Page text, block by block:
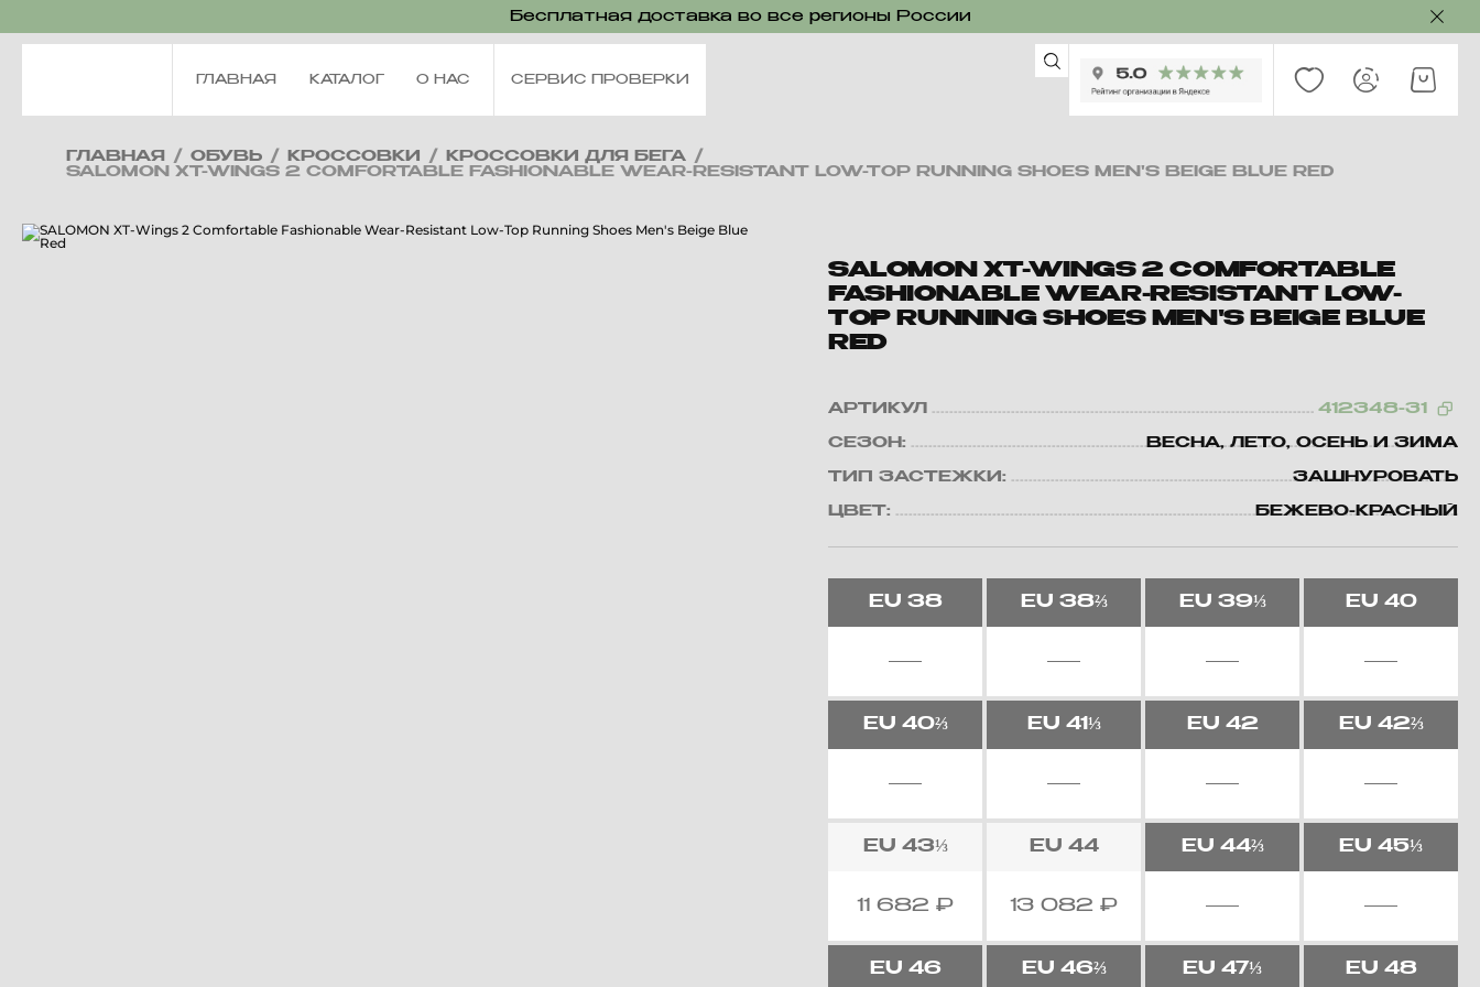
Бесплатная доставка во все регионы России
ГЛАВНАЯ КАТАЛОГ О НАС СЕРВИС ПРОВЕРКИ
ГЛАВНАЯ / ОБУВЬ / КРОССОВКИ / КРОССОВКИ ДЛЯ БЕГА /
SALOMON XT-WINGS 2 COMFORTABLE FASHIONABLE WEAR-RESISTANT LOW-TOP RUNNING SHOES MEN'S BEIGE BLUE RED
SALOMON XT-WINGS 2 COMFORTABLE
FASHIONABLE WEAR-RESISTANT LOW-
TOP RUNNING SHOES MEN'S BEIGE BLUE
RED
АРТИКУЛ 412348-31
СЕЗОН: ВЕСНА, ЛЕТО, ОСЕНЬ И ЗИМА
ТИП ЗАСТЕЖКИ: ЗАШНУРОВАТЬ
ЦВЕТ: БЕЖЕВО-КРАСНЫЙ
EU 38 EU 38⅔ EU 39⅓ EU 40
EU 40⅔ EU 41⅓ EU 42 EU 42⅔
EU 43⅓
11 682₽
EU 44
13 082₽
EU 44⅔ EU 45⅓
EU 46 EU 46⅔ EU 47⅓ EU 48